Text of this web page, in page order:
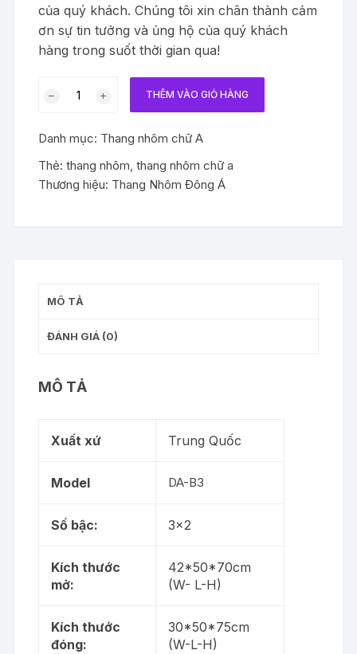
của quý khách. Chúng tôi xin chân thành cảm
ơn sự tin tưởng và ủng hộ của quý khách
hàng trong suốt thời gian qua!
a
bậc
bằng
B3
lượng
THÊM VÀO GIỎ HÀNG
Danh mục: Thang nhôm chữ A
Thẻ:thang nhôm,thang nhôm chữ a
Thương hiệu: Thang Nhôm Đông Á
MÔ TẢ
ĐÁNH GIÁ (0)
MÔ TẢ
Xuất xứ Trung Quốc
Model DA-B3
Số bậc: 3×2
Kích thước
mở:
42*50*70cm
(W- L-H)
Kích thước
đóng:
30*50*75cm
(W-L-H)